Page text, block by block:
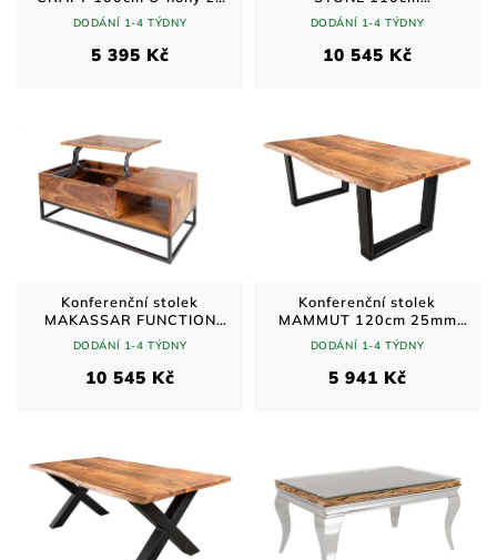
sheeshamového dřeva
DODÁNÍ 1-4 TÝDNY
5 395 Kč
Masiv/hnědá
DODÁNÍ 1-4 TÝDNY
10 545 Kč
Konferenční stolek
MAKASSAR FUNCTION
110cm výškově
nastavitelný sheesham
natural
DODÁNÍ 1-4 TÝDNY
10 545 Kč
Konferenční stolek
MAMMUT 120cm 25mm
akátové dřevo přírodní
DODÁNÍ 1-4 TÝDNY
5 941 Kč